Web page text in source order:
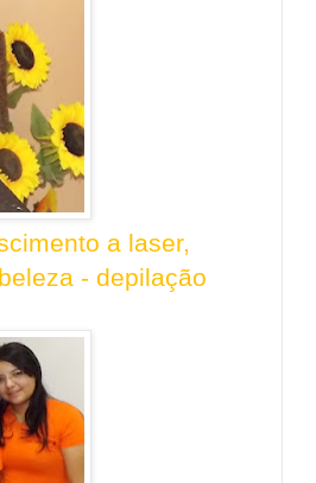
a laser,
- depilação